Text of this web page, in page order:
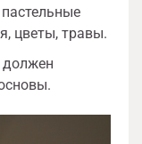
цветы, травы.
должен